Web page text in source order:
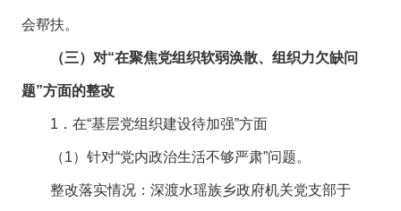
会帮扶。
（三）对“在聚焦党组织软弱涣散、组织力欠缺问
题”方面的整改
1．在“基层党组织建设待加强”方面
（1）针对“党内政治生活不够严肃”问题。
整改落实情况：深渡水瑶族乡政府机关党支部于